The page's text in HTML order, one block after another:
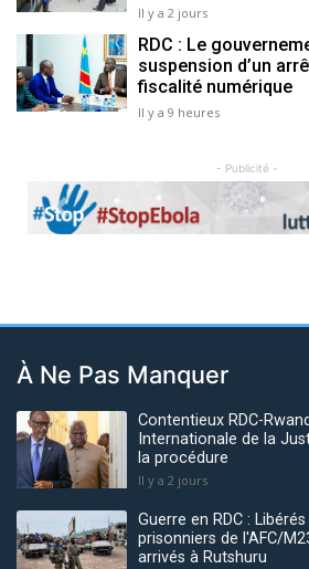
Il y a 2 jours
RDC : Le
suspension d’un
fiscalité numérique
Il y a 9 heures
- Publicité -
Previous
À Ne Pas Manquer
Contentieux RDC-
Internationale de la
la procédure
Il y a 2 jours
Guerre en RDC :
prisonniers de l'AFC/
arrivés à Rutshuru